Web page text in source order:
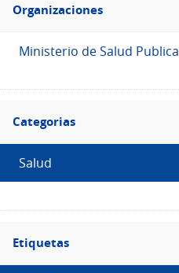
Organizaciones
Organizaciones
Ministerio de Salud Publica
Filtro
Categorias
Categorias
Salud
Filtro
Etiquetas
Etiquetas